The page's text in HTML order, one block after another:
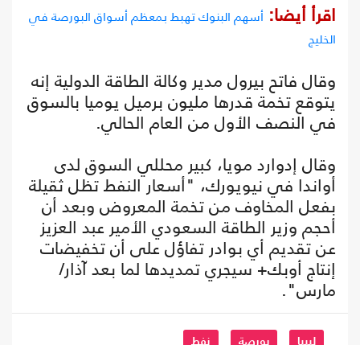
اقرأ أيضا: أسهم البنوك تهبط بمعظم أسواق البورصة في
الخليج
وقال فاتح بيرول مدير وكالة الطاقة الدولية إنه
يتوقع تخمة قدرها مليون برميل يوميا بالسوق
في النصف الأول من العام الحالي.
وقال إدوارد مويا، كبير محللي السوق لدى
أواندا في نيويورك، "أسعار النفط تظل ثقيلة
بفعل المخاوف من تخمة المعروض وبعد أن
أحجم وزير الطاقة السعودي الأمير عبد العزيز
عن تقديم أي بوادر تفاؤل على أن تخفيضات
إنتاج أوبك+ سيجري تمديدها لما بعد آذار/
مارس".
ليبيا بورصة نفط